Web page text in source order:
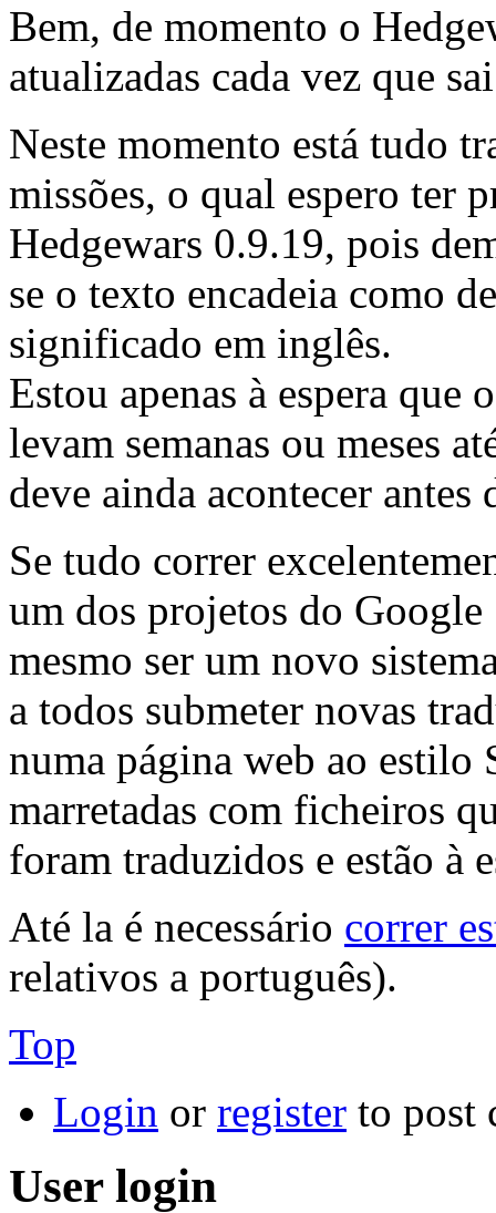
Bem, de momento o
atualizadas cada vez que
Neste momento está tudo
missões, o qual espero ter
Hedgewars 0.9.19, pois
se o texto encadeia como
significado em inglês.
Estou apenas à espera que
levam semanas ou meses
deve ainda acontecer
Se tudo correr
um dos projetos do
mesmo ser um novo
a todos submeter novas
numa página web ao estilo
marretadas com ficheiros
foram traduzidos e estão à
Até la é necessário correr
relativos a português).
Top
Login or register to post
User login